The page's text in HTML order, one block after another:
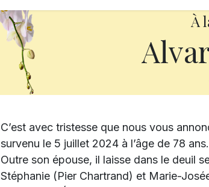
À
C’est avec tristesse que nous vous
survenu le 5 juillet 2024 à l’âge de 78
Outre son épouse, il laisse dans le deuil
Stéphanie (Pier Chartrand) et Marie-